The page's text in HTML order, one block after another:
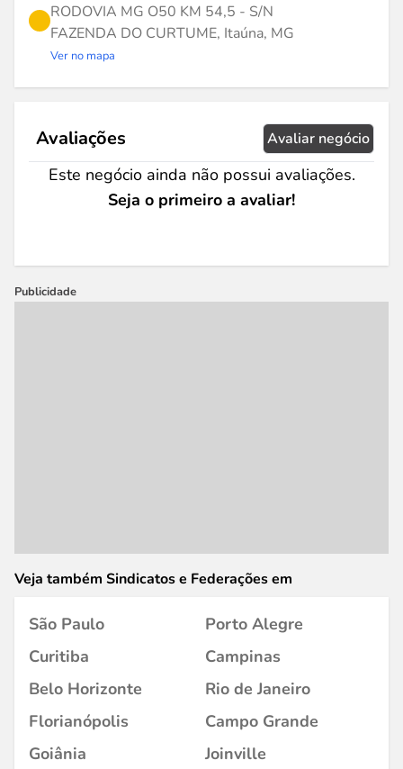
RODOVIA MG O50 KM 54,5 - S/N
FAZENDA DO CURTUME, Itaúna, MG
Ver no mapa
Avaliações Avaliar negócio
Este negócio ainda não possui avaliações.
Seja o primeiro a avaliar!
Publicidade
Veja também Sindicatos e Federações em
São Paulo
Porto Alegre
Curitiba
Campinas
Belo Horizonte
Rio de Janeiro
Florianópolis
Campo Grande
Goiânia
Joinville